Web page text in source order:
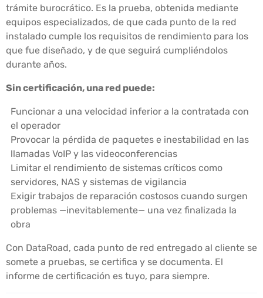
trámite burocrático. Es la prueba, obtenida mediante
equipos especializados, de que cada punto de la red
instalado cumple los requisitos de rendimiento para los
que fue diseñado, y de que seguirá cumpliéndolos
durante años.
Sin certificación, una red puede:
Funcionar a una velocidad inferior a la contratada con
el operador
Provocar la pérdida de paquetes e inestabilidad en las
llamadas VoIP y las videoconferencias
Limitar el rendimiento de sistemas críticos como
servidores, NAS y sistemas de vigilancia
Exigir trabajos de reparación costosos cuando surgen
problemas —inevitablemente— una vez finalizada la
obra
Con DataRoad, cada punto de red entregado al cliente se
somete a pruebas, se certifica y se documenta. El
informe de certificación es tuyo, para siempre.